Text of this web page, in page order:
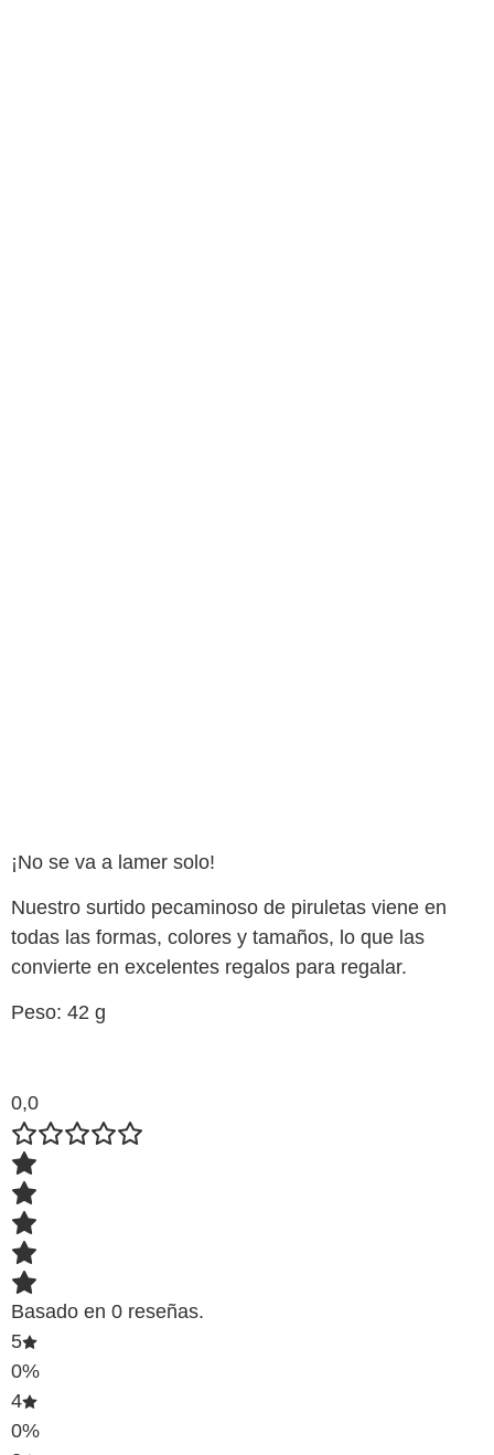
¡No se va a lamer solo!
Nuestro surtido pecaminoso de piruletas viene en
todas las formas, colores y tamaños, lo que las
convierte en excelentes regalos para regalar.
Peso: 42 g
0,0
Basado en 0 reseñas.
5
0%
4
0%